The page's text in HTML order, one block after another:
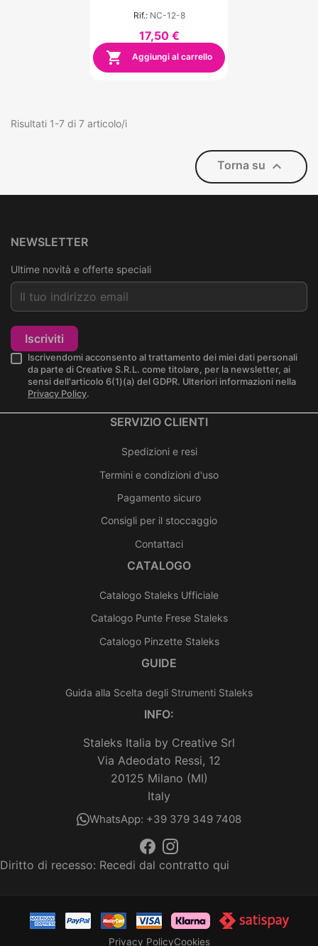
Rif.: NC-12-8
17,50 €
 Aggiungi al carrello
Risultati 1-7 di 7 articolo/i
Torna su 
NEWSLETTER
Ultime novità e offerte speciali
Iscriviti
Iscrivendomi acconsento al trattamento dei miei dati personali
da parte di Creative S.R.L. come titolare, per la newsletter, ai
sensi dell'articolo 6(1)(a) del GDPR. Ulteriori informazioni nella
Privacy Policy.
SERVIZIO CLIENTI
Spedizioni e resi
Termini e condizioni d'uso
Pagamento sicuro
Consigli per il stoccaggio
Contattaci
CATALOGO
Catalogo Staleks Ufficiale
Catalogo Punte Frese Staleks
Catalogo Pinzette Staleks
GUIDE
Guida alla Scelta degli Strumenti Staleks
INFO:
Staleks Italia by Creative Srl
Via Adeodato Ressi, 12
20125 Milano (MI)
Italy
WhatsApp: +39 379 349 7408
Diritto di recesso: Recedi dal contratto qui
Privacy PolicyCookies